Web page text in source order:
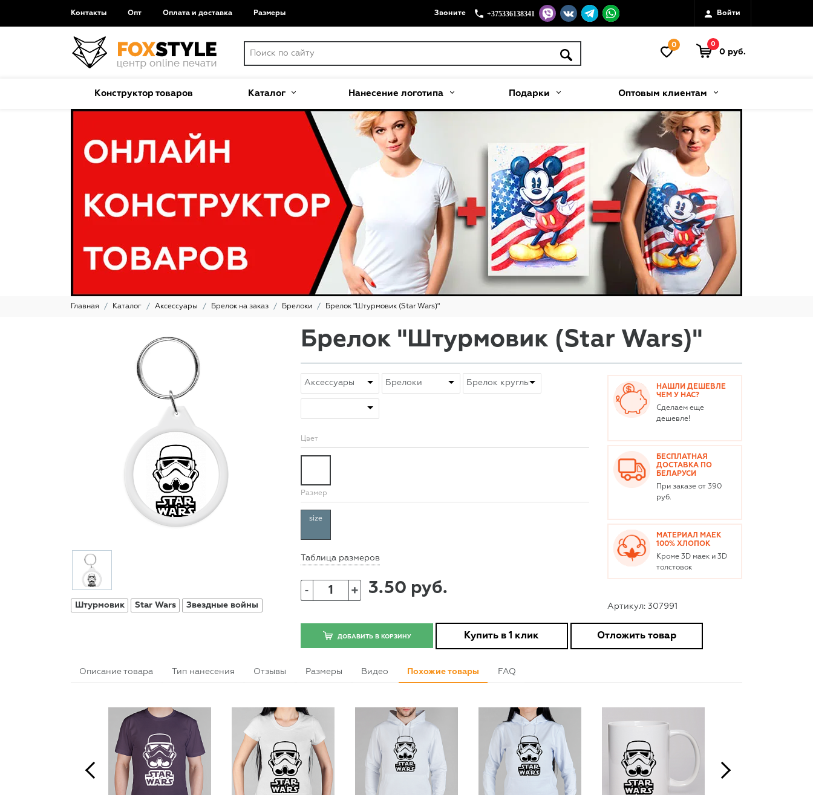
Контакты Опт Оплата и доставка Размеры Звоните +375336138341 Войти
0 0
0 руб.
Конструктор товаров Каталог Нанесение логотипа Подарки Оптовым клиентам
Главная Каталог Аксессуары Брелок на заказ Брелоки Брелок "Штурмовик (Star Wars)"
Штурмовик Star Wars Звездные войны
Брелок "Штурмовик (Star Wars)"
Цвет
Размер
size
Таблица размеров
- + 3.50 руб.
НАШЛИ ДЕШЕВЛЕ
ЧЕМ У НАС?
Сделаем еще
дешевле!
БЕСПЛАТНАЯ
ДОСТАВКА ПО
БЕЛАРУСИ
При заказе от 390
руб.
МАТЕРИАЛ МАЕК
100% ХЛОПОК
Кроме 3D маек и 3D
толстовок
Артикул: 307991
ДОБАВИТЬ В КОРЗИНУ Купить в 1 клик Отложить товар
Описание товара Тип нанесения Отзывы Размеры Видео Похожие товары FAQ